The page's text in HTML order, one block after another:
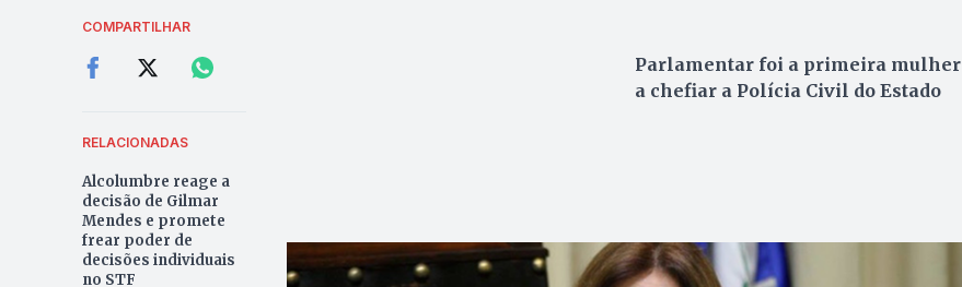
COMPARTILHAR
RELACIONADAS
Alcolumbre reage a
decisão de Gilmar
Mendes e promete
frear poder de
decisões individuais
no STF
Parlamentar foi a primeira mulher
a chefiar a Polícia Civil do Estado